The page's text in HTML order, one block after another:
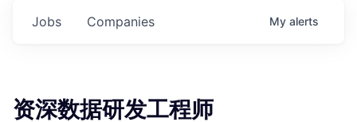
Jobs Companies My alerts
资深数据研发工程师